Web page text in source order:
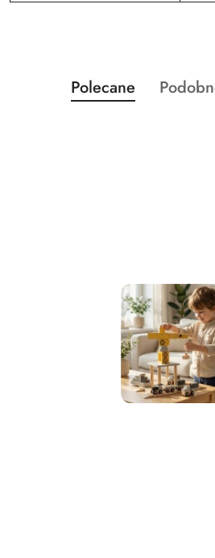
Pomiń karuzelę
Produkty
o
Polecane